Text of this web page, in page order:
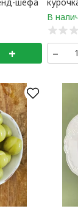
+
новом
бренд-
–